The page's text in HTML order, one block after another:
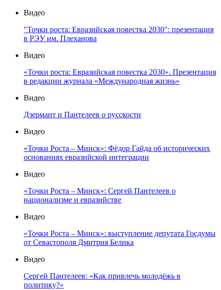
Видео
"Точки роста: Евразийская повестка 2030": презентация
в РЭУ им. Плеханова
Видео
«Точки роста: Евразийская повестка 2030». Презентация
в редакции журнала «Международная жизнь»
Видео
Дзермант и Пантелеев о русскости
Видео
«Точки Роста – Минск»: Фёдор Гайда об исторических
основаниях евразийской интеграции
Видео
«Точки Роста – Минск»: Сергей Пантелеев о
национализме и евразийстве
Видео
«Точки Роста – Минск»: выступление депутата Госдумы
от Севастополя Дмитрия Белика
Видео
Сергей Пантелеев: «Как привлечь молодёжь в
политику?»